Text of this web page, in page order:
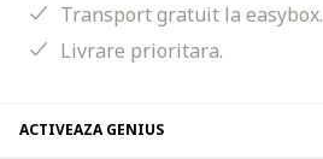
Transport gratuit la easybox.
Livrare prioritara.
ACTIVEAZA GENIUS